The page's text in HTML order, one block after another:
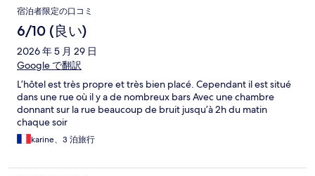
宿泊者限定の口コミ
6/10 (良い)
2026 年 5 月 29 日
Google で翻訳
L’hôtel est très propre et très bien placé. Cependant il est situé
dans une rue où il y a de nombreux bars Avec une chambre
donnant sur la rue beaucoup de bruit jusqu’à 2h du matin
chaque soir
karine、3 泊旅行